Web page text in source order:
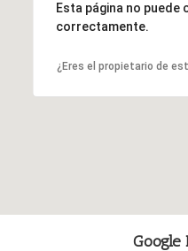
Esta página no puede
correctamente.
¿Eres el propietario de
Google